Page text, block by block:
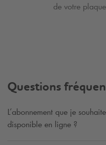
de votre
Questions
L’abonnement que je
disponible en ligne ?